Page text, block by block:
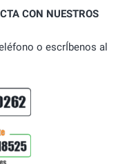
CON NUESTROS
o escrÍbenos al